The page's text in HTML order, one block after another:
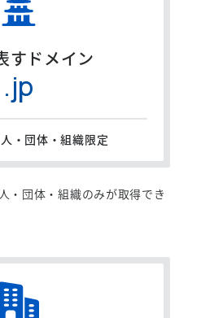
すドメイン
.jp
・団体・組織限定
・団体・組織のみが取得でき